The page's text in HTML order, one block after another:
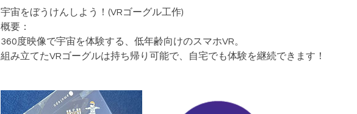
宇宙をぼうけんしよう！(VRゴーグル工作)
概要：
360度映像で宇宙を体験する、低年齢向けのスマホVR。
組み立てたVRゴーグルは持ち帰り可能で、自宅でも体験を継続できます！